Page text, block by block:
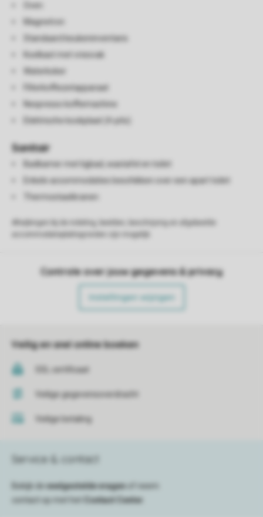
Oven
Magnetron
Standaard keukeninventaris
Koelkast met vriesvak
Waterkoker
Filterkoffiezetapparaat
Nespresso koffiemachine
Elektrische kookplaat (4-pits)
Sanitair
Badkamer met ligbad, wastafel en toilet
Enkele accommodaties beschikken over een apart toilet
Thermostaatkranen
Controle over jouw gegevens & privacy
Instellingen wijzigen
Veilig en snel online boeken
SSL certificaat
Veilige gegevensoverdracht
Veilige betaling
Service & contact
Bekijk de veelgestelde vragen
of neem
contact op met het
Contact Center